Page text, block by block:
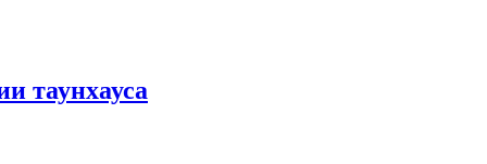
таунхауса